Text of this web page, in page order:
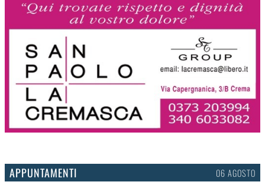
APPUNTAMENTI 03 AGOSTO